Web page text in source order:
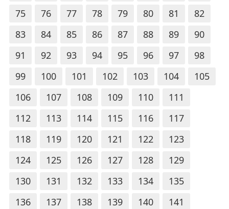
75
76 77 78 79 80 81
82
83
84 85 86 87 88 89
90
91
92 93 94 95 96 97
98
99
100 101 102 103 104
105
106
107 108 109 110
111
112
113 114 115 116
117
118
119 120 121 122
123
124
125 126 127 128
129
130
131 132 133 134
135
136
137 138 139 140
141